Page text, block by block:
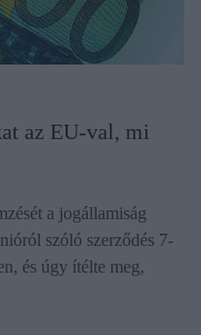
az EU-val, mi
a jogállamiság
szóló szerződés 7-
és úgy ítélte meg,